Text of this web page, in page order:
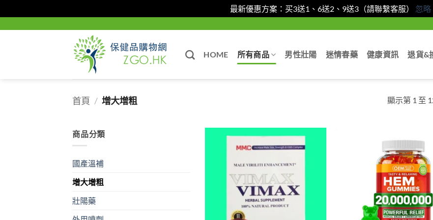
最新優惠方案：买3送1、6送2、9送3（請聯繫客服） 忽略
HOME 所有商品 男性壯陽 迷情春藥 健康資訊 退貨&
首頁 / 增大增粗 顯示第 1 至
商品分類
國產溫補
增大增粗
壯陽藥